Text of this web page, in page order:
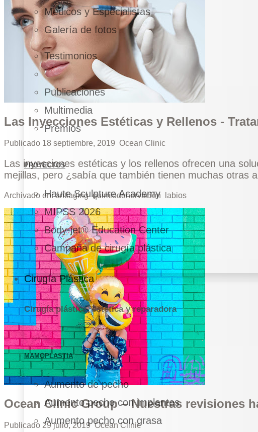
Médicos y Especialistas
Galería de fotos
Testimonios
Publicaciones
Multimedia
Premios
PROYECTOS
Haute Sculpture Academy
MIPSS 2026
Body-jet® Education Center
Campaña de cirugía plástica
Cirugía Plástica
Cirugía plástica, estética y reparadora
MAMOPLASTIA
Aumento de pecho
Aumento pecho con implantes
Aumento pecho con grasa
Las Inyecciones Estéticas y Rellenos -
Publicado 18 septiembre, 2019 Ocean Clinic
Las inyecciones estéticas y los rellenos ofrecen una
mejillas, pero ¿sabía que también tienen muchas otras
Archivado en:antiaging quimiodenervación labios
Ocean Clinic Group – Nuestras revisiones
Publicado 29 julio, 2019Ocean Clinic